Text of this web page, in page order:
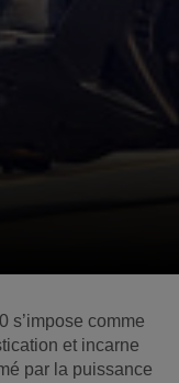
s’impose comme
et incarne
par la puissance